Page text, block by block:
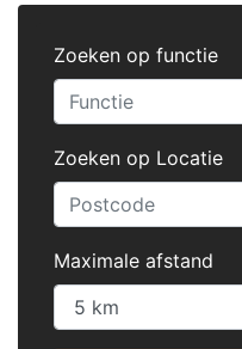
Zoeken op functie
Zoeken op Locatie
Maximale afstand